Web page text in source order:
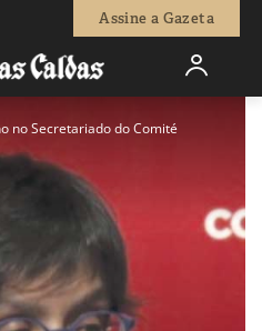
Assine a Gazeta
no Secretariado do Comité